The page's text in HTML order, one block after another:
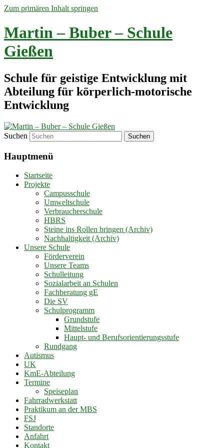
Zum primären Inhalt springen
Martin – Buber – Schule
Gießen
Schule für geistige Entwicklung mit
Abteilung für körperlich-motorische
Entwicklung
Suchen
Hauptmenü
Startseite
Projekte
Campusschule
Umweltschule
Verbraucherschule
HBRS
Steine ins Rollen bringen (Archiv)
Nachhaltigkeit (Archiv)
Unsere Schule
Förderverein
Unsere Teams
Schulleitung
Sozialarbeit an Schulen
Fachberatung gE
Die SV
Schulprogramm
Grundstufe
Mittelstufe
Haupt- und Berufsorientierungsstufe
Rundgang
Autismus
UK
KmE-Abteilung
Termine
Speiseplan
Fahrradwerkstatt
Praktikum an der MBS
FSJ
Standorte
Anfahrt
Kontakt